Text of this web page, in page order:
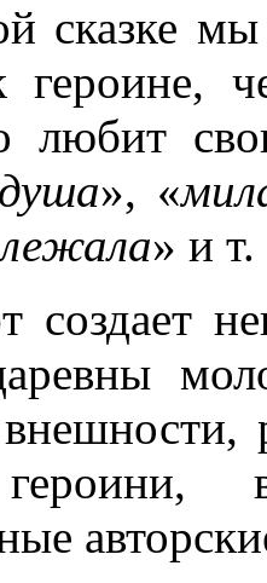
сказке мы
любит
», «
» и
создает
героини,